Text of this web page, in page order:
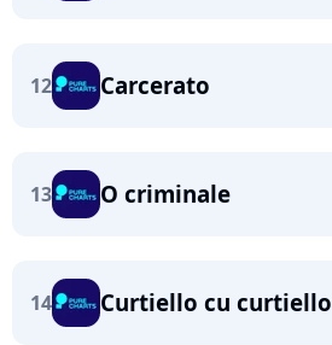
12 Carcerato
13 O criminale
14 Curtiello cu curtiello